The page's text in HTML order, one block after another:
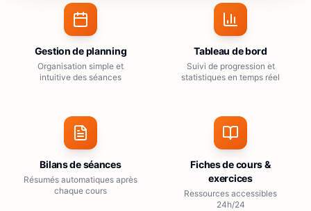
Gestion de planning
Organisation simple et
intuitive des séances
Tableau de bord
Suivi de progression et
statistiques en temps réel
Bilans de séances
Résumés automatiques après
chaque cours
Fiches de cours &
exercices
Ressources accessibles
24h/24